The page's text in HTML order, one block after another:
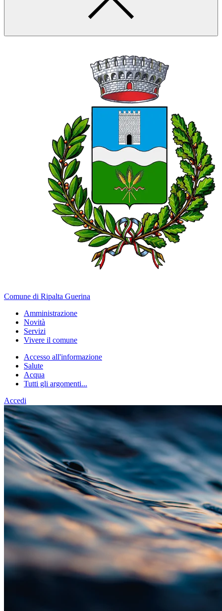
Comune di Ripalta Guerina
Amministrazione
Novità
Servizi
Vivere il comune
Accesso all'informazione
Salute
Acqua
Tutti gli argomenti...
Accedi